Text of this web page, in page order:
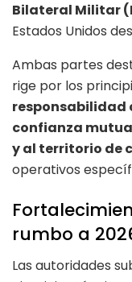
Bilateral Militar
Estados Unidos
Ambas partes
rige por los
responsabilidad
confianza
y al territorio de
operativos
rumbo a
Las autoridades